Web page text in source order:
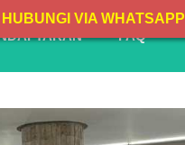
FAQ
HUBUNGI VIA WHATSAPP